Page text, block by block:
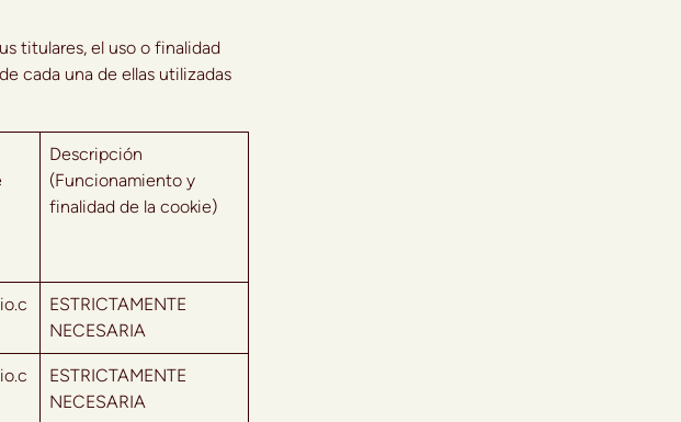
titulares, el uso o finalidad
cada una de ellas utilizadas
Descripción
(Funcionamiento y
finalidad de la cookie)
ESTRICTAMENTE
NECESARIA
ESTRICTAMENTE
NECESARIA